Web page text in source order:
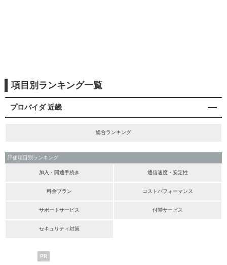
項目別ランキング一覧
プロバイダ 近畿
総合ランキング
評価項目別ランキング
加入・開通手続き 通信速度・安定性
料金プラン コストパフォーマンス
サポートサービス 付帯サービス
セキュリティ対策
PR